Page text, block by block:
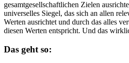
gesamtgesellschaftlichen Zielen
universelles Siegel, das sich an allen
Werten ausrichtet und durch das alles
diesen Werten entspricht. Und das
Das geht so: